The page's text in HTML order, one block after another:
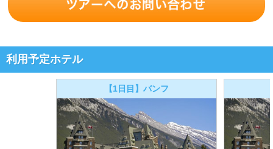
利用予定ホテル
【1日目】バンフ